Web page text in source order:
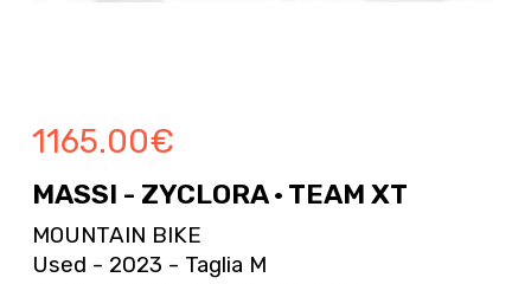
1165.00€
MASSI - ZYCLORA · TEAM XT
MOUNTAIN BIKE
Used - 2023 - Taglia M